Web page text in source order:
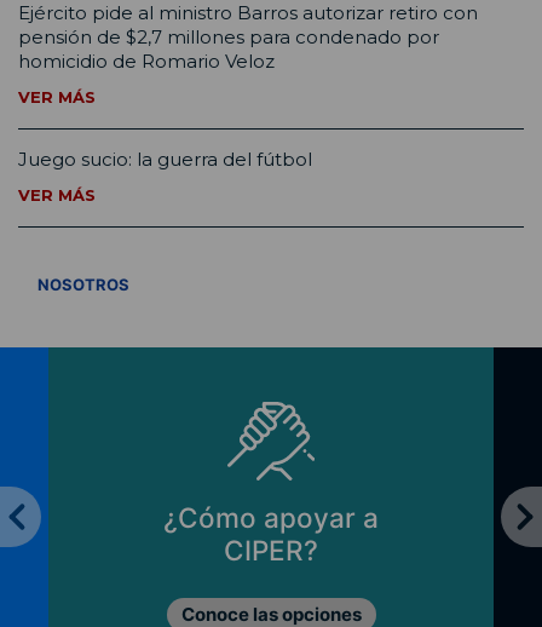
Ejército pide al ministro Barros autorizar retiro con
pensión de $2,7 millones para condenado por
homicidio de Romario Veloz
VER MÁS
Juego sucio: la guerra del fútbol
VER MÁS
NOSOTROS
¿Cómo apoyar a
CIPER?
Conoce las opciones